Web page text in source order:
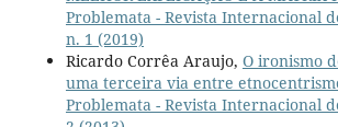
Problemata - Revista Internacional
n. 1 (2019)
Ricardo Corrêa Araujo, O ironismo
uma terceira via entre
Problemata - Revista Internacional